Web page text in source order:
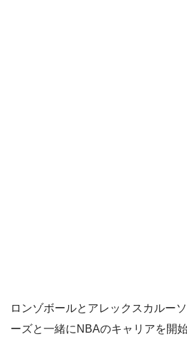
ロンゾボールとアレックスカルー
ーズと一緒にNBAのキャリアを開